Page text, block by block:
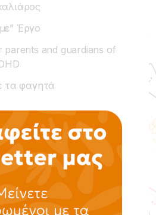
Έργο
parents and guardians of
τα φαγητά